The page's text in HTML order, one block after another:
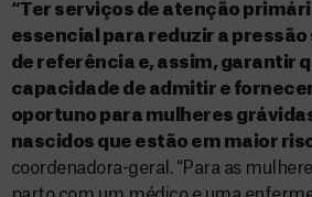
“Ter serviços de atenção
essencial para reduzir a
de referência e, assim, garantir
capacidade de admitir e
oportuno para mulheres
nascidos que estão em maior
coordenadora-geral. “Para as